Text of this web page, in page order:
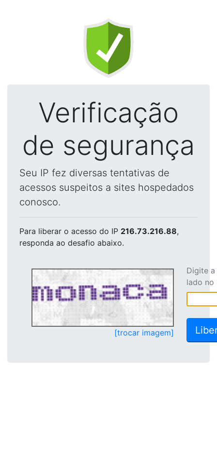
Verificação
de segurança
Seu IP fez diversas tentativas de
acessos suspeitos a sites hospedados
conosco.
Para liberar o acesso do IP 216.73.216.88,
responda ao desafio abaixo.
[trocar imagem]
Digite
lado no